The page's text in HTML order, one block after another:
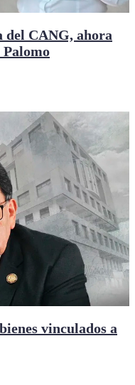
del CANG, ahora
Palomo
vinculados a